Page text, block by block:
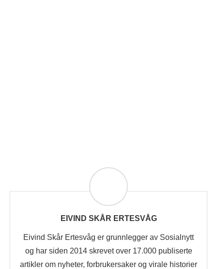
EIVIND SKÅR ERTESVÅG
Eivind Skår Ertesvåg er grunnlegger av Sosialnytt
og har siden 2014 skrevet over 17.000 publiserte
artikler om nyheter, forbrukersaker og virale historier